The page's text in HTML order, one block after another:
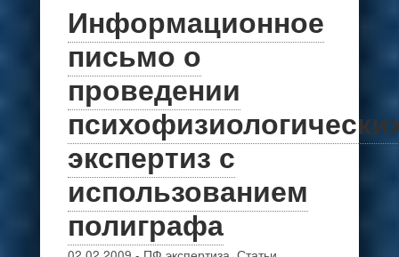
Информационное
письмо о
проведении
экспертиз с
использованием
полиграфа